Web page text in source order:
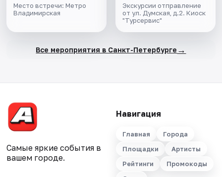
Место встречи: Метро
Владимирская
Экскурсии отправление
от ул. Думская, д.2. Киоск
"Турсервис"
Все мероприятия в Санкт-Петербурге →
Самые яркие события в
вашем городе.
Навигация
Главная
Города
Площадки
Артисты
Рейтинги
Промокоды